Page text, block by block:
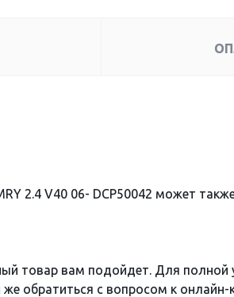
2.4 V40 06- DCP50042 может
товар вам подойдет. Для полной
обратиться с вопросом к онлайн-